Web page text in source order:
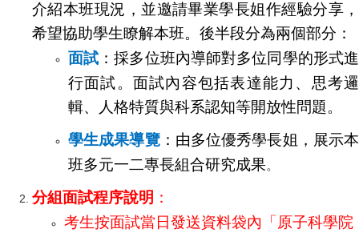
介紹本班現況，並邀請畢業學長姐作經驗分享，
希望協助學生瞭解本班。後半段分為兩個部分：
面試 ：採多位班內導師對多位同學的形式進
行面試。面試內容包括表達能力、思考邏
輯、人格特質與科系認知等開放性問題。
學生成果導覽：由多位優秀學長姐，展示本
班多元一二專長組合研究成果。
分組面試程序說明 ：
考生按面試當日發送資料袋內「原子科學院